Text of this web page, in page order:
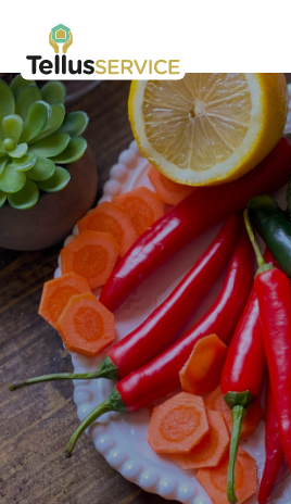
Hoppa till innehåll
Tellusfood